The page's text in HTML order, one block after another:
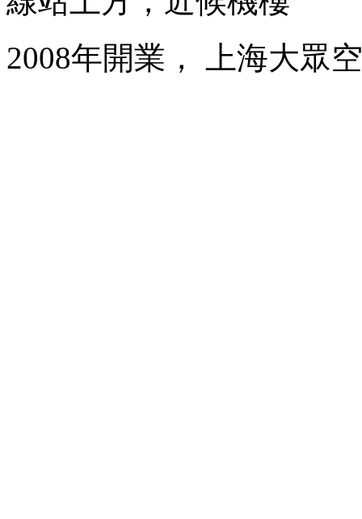
2008年開業， 上海大